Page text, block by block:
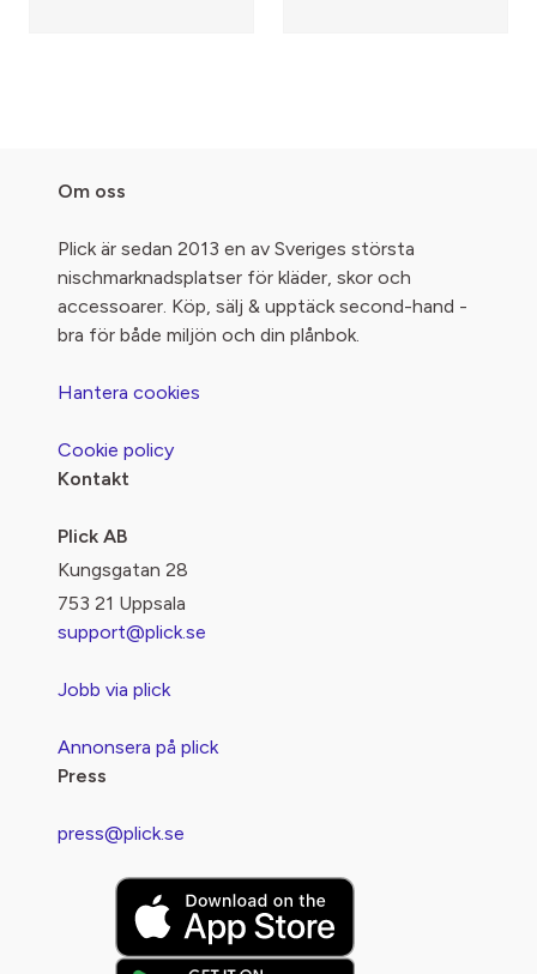
Om oss
Plick är sedan 2013 en av Sveriges största
nischmarknadsplatser för kläder, skor och
accessoarer. Köp, sälj & upptäck second-hand -
bra för både miljön och din plånbok.
Hantera cookies
Cookie policy
Kontakt
Plick AB
Kungsgatan 28
753 21 Uppsala
support@plick.se
Jobb via plick
Annonsera på plick
Press
press@plick.se